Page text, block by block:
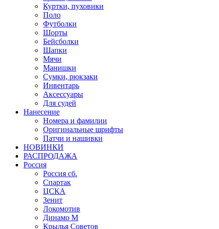
Куртки, пуховики
Поло
Футболки
Шорты
Бейсболки
Шапки
Мячи
Манишки
Сумки, рюкзаки
Инвентарь
Аксессуары
Для судей
Нанесение
Номера и фамилии
Оригинальные шрифты
Патчи и нашивки
НОВИНКИ
РАСПРОДАЖА
Россия
Россия сб.
Спартак
ЦСКА
Зенит
Локомотив
Динамо М
Крылья Советов